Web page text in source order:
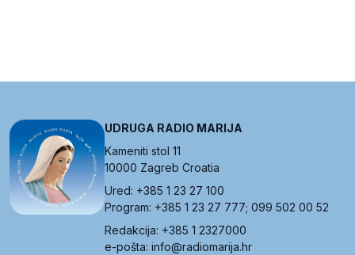
UDRUGA RADIO MARIJA
Kameniti stol 11
10000 Zagreb Croatia
Ured: +385 1 23 27 100
Program: +385 1 23 27 777; 099 502 00 52
Redakcija: +385 1 2327000
e-pošta: info@radiomarija.hr